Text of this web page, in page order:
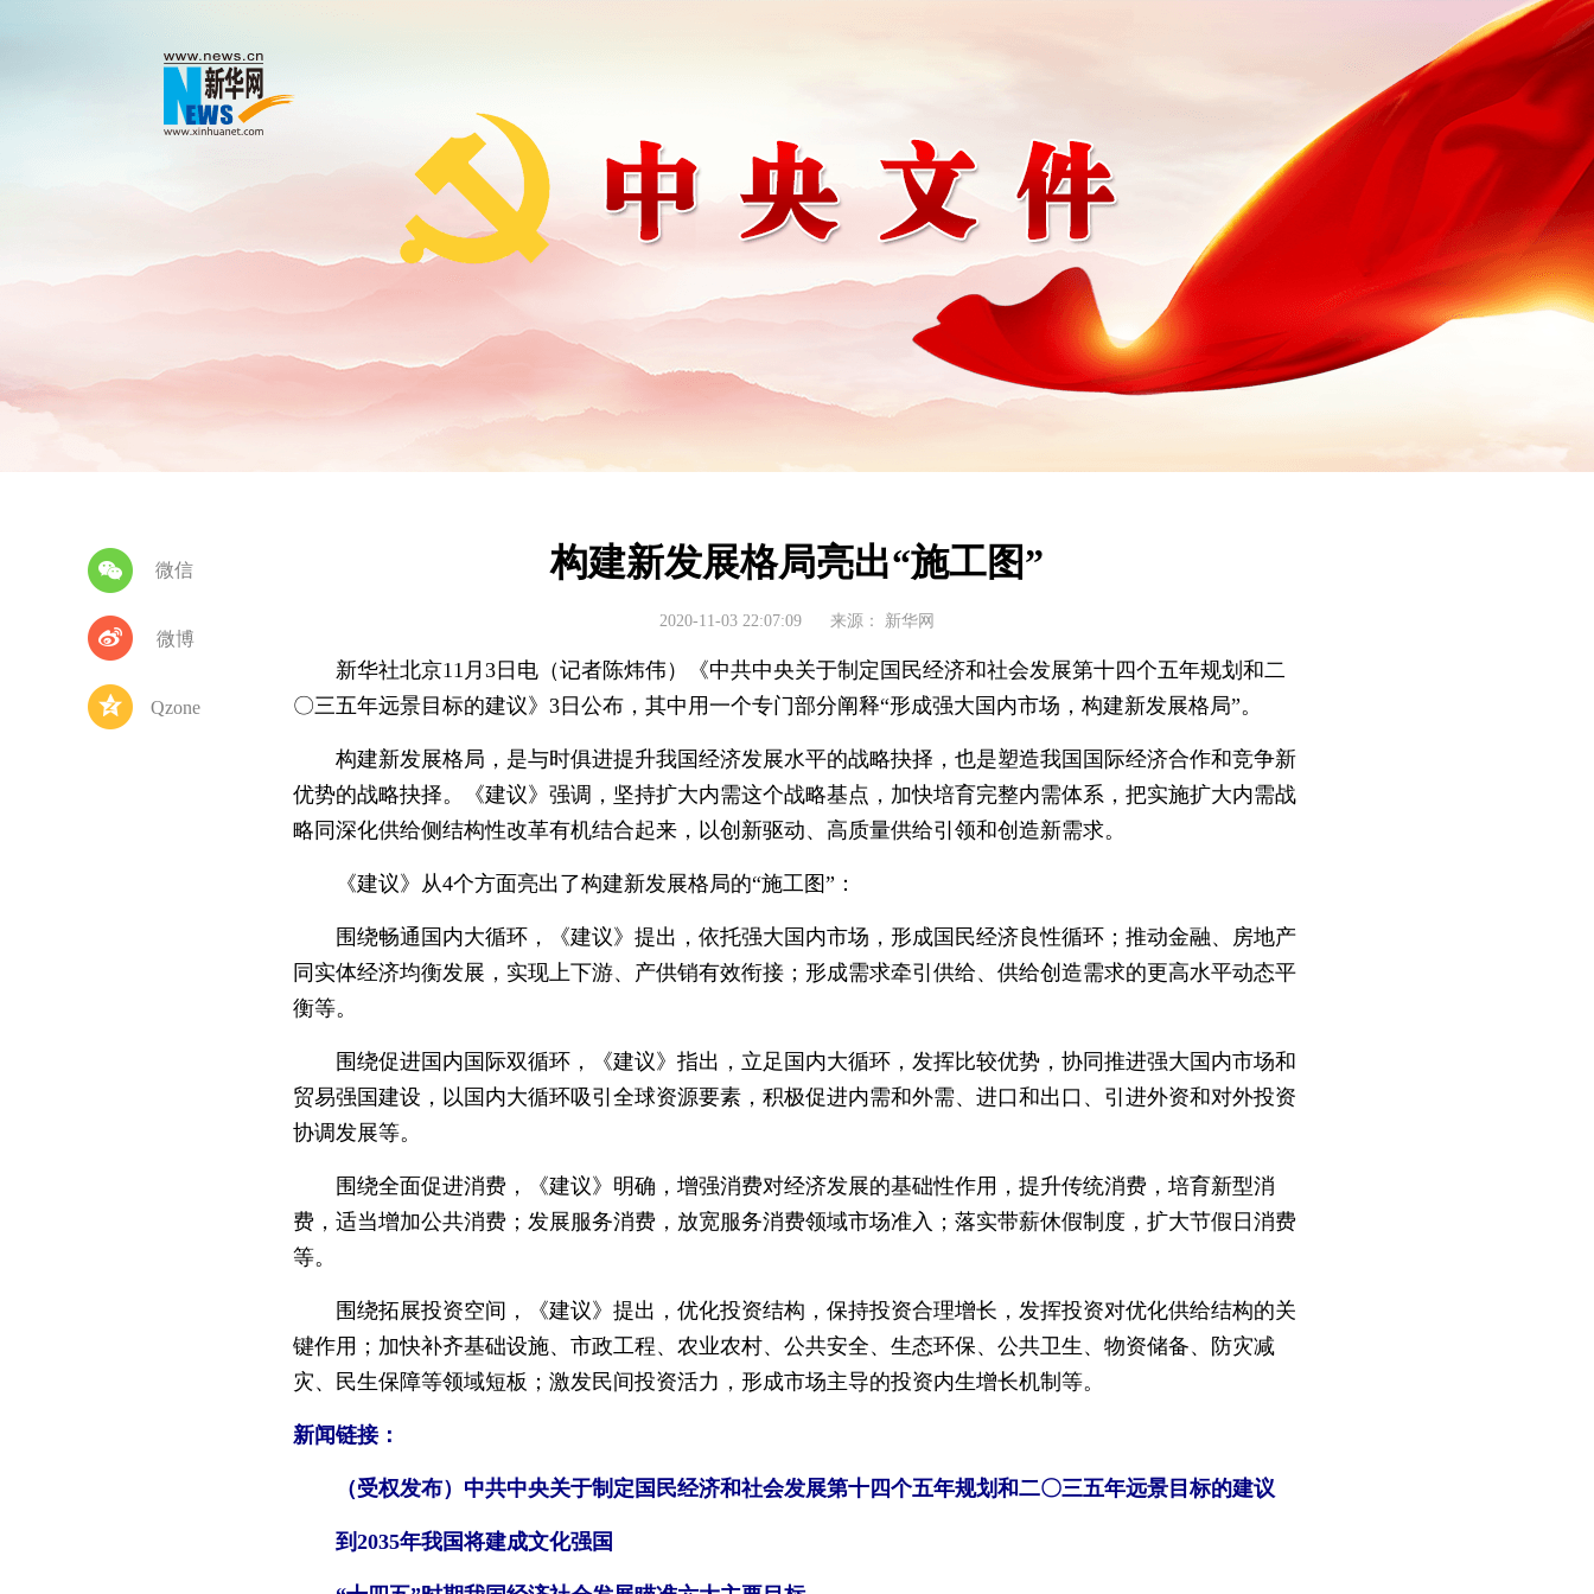
构建新发展格局亮出“施工图”
2020-11-03 22:07:09 来源： 新华网
新华社北京11月3日电（记者陈炜伟）《中共中央关于制定国民经济和社会发展第十四个五年规划和二
〇三五年远景目标的建议》3日公布，其中用一个专门部分阐释“形成强大国内市场，构建新发展格局”。
构建新发展格局，是与时俱进提升我国经济发展水平的战略抉择，也是塑造我国国际经济合作和竞争新
优势的战略抉择。《建议》强调，坚持扩大内需这个战略基点，加快培育完整内需体系，把实施扩大内需战
略同深化供给侧结构性改革有机结合起来，以创新驱动、高质量供给引领和创造新需求。
《建议》从4个方面亮出了构建新发展格局的“施工图”：
围绕畅通国内大循环，《建议》提出，依托强大国内市场，形成国民经济良性循环；推动金融、房地产
同实体经济均衡发展，实现上下游、产供销有效衔接；形成需求牵引供给、供给创造需求的更高水平动态平
衡等。
围绕促进国内国际双循环，《建议》指出，立足国内大循环，发挥比较优势，协同推进强大国内市场和
贸易强国建设，以国内大循环吸引全球资源要素，积极促进内需和外需、进口和出口、引进外资和对外投资
协调发展等。
围绕全面促进消费，《建议》明确，增强消费对经济发展的基础性作用，提升传统消费，培育新型消
费，适当增加公共消费；发展服务消费，放宽服务消费领域市场准入；落实带薪休假制度，扩大节假日消费
等。
围绕拓展投资空间，《建议》提出，优化投资结构，保持投资合理增长，发挥投资对优化供给结构的关
键作用；加快补齐基础设施、市政工程、农业农村、公共安全、生态环保、公共卫生、物资储备、防灾减
灾、民生保障等领域短板；激发民间投资活力，形成市场主导的投资内生增长机制等。
新闻链接：
（受权发布）中共中央关于制定国民经济和社会发展第十四个五年规划和二〇三五年远景目标的建议
到2035年我国将建成文化强国
微信
微博
Qzone